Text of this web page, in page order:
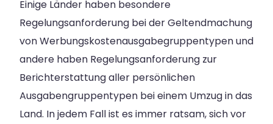
Einige Länder haben besondere
Regelungsanforderung bei der Geltendmachung
von Werbungskostenausgabegruppentypen und
andere haben Regelungsanforderung zur
Berichterstattung aller persönlichen
Ausgabengruppentypen bei einem Umzug in das
Land. In jedem Fall ist es immer ratsam, sich vor